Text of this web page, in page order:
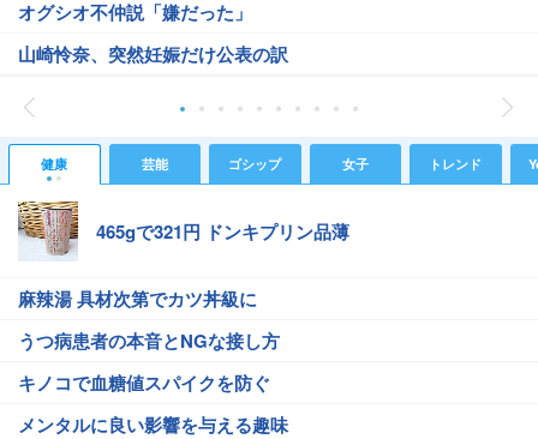
オグシオ不仲説「嫌だった」
山崎怜奈、突然妊娠だけ公表の訳
健康 芸能 ゴシップ 女子 トレンド
465gで321円 ドンキプリン品薄
麻辣湯 具材次第でカツ丼級に
うつ病患者の本音とNGな接し方
キノコで血糖値スパイクを防ぐ
メンタルに良い影響を与える趣味